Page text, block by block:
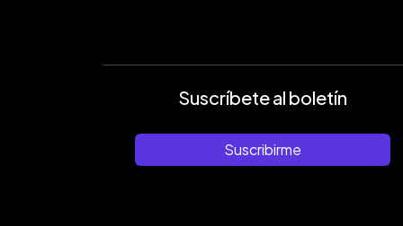
Suscríbete al boletín
Suscribirme